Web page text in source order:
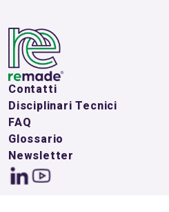
Contatti
Disciplinari Tecnici
FAQ
Glossario
Newsletter